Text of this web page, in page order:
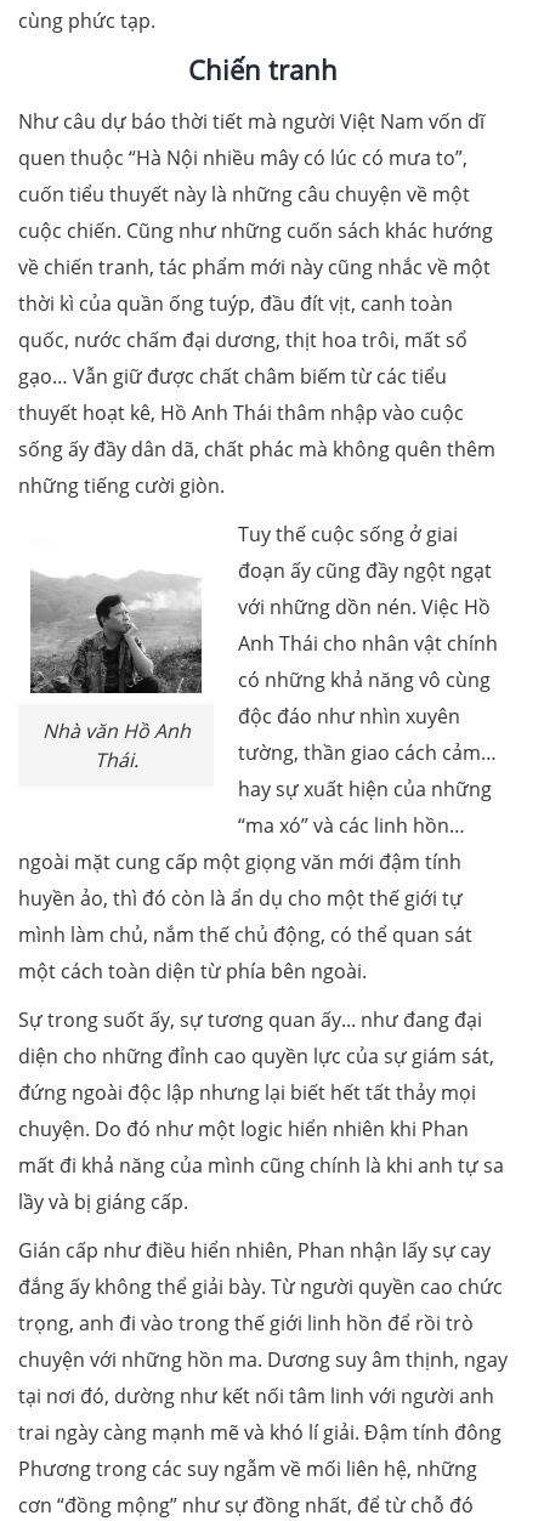
cùng phức tạp.
Chiến tranh
Như câu dự báo thời tiết mà người Việt Nam vốn dĩ
quen thuộc “Hà Nội nhiều mây có lúc có mưa to”,
cuốn tiểu thuyết này là những câu chuyện về một
cuộc chiến. Cũng như những cuốn sách khác hướng
về chiến tranh, tác phẩm mới này cũng nhắc về một
thời kì của quần ống tuýp, đầu đít vịt, canh toàn
quốc, nước chấm đại dương, thịt hoa trôi, mất sổ
gạo… Vẫn giữ được chất châm biếm từ các tiểu
thuyết hoạt kê, Hồ Anh Thái thâm nhập vào cuộc
sống ấy đầy dân dã, chất phác mà không quên thêm
những tiếng cười giòn.
Nhà văn Hồ Anh
Thái.
Tuy thế cuộc sống ở giai
đoạn ấy cũng đầy ngột ngạt
với những dồn nén. Việc Hồ
Anh Thái cho nhân vật chính
có những khả năng vô cùng
độc đáo như nhìn xuyên
tường, thần giao cách cảm…
hay sự xuất hiện của những
“ma xó” và các linh hồn…
ngoài mặt cung cấp một giọng văn mới đậm tính
huyền ảo, thì đó còn là ẩn dụ cho một thế giới tự
mình làm chủ, nắm thế chủ động, có thể quan sát
một cách toàn diện từ phía bên ngoài.
Sự trong suốt ấy, sự tương quan ấy... như đang đại
diện cho những đỉnh cao quyền lực của sự giám sát,
đứng ngoài độc lập nhưng lại biết hết tất thảy mọi
chuyện. Do đó như một logic hiển nhiên khi Phan
mất đi khả năng của mình cũng chính là khi anh tự sa
lầy và bị giáng cấp.
Gián cấp như điều hiển nhiên, Phan nhận lấy sự cay
đắng ấy không thể giải bày. Từ người quyền cao chức
trọng, anh đi vào trong thế giới linh hồn để rồi trò
chuyện với những hồn ma. Dương suy âm thịnh, ngay
tại nơi đó, dường như kết nối tâm linh với người anh
trai ngày càng mạnh mẽ và khó lí giải. Đậm tính đông
Phương trong các suy ngẫm về mối liên hệ, những
cơn “đồng mộng” như sự đồng nhất, để từ chỗ đó